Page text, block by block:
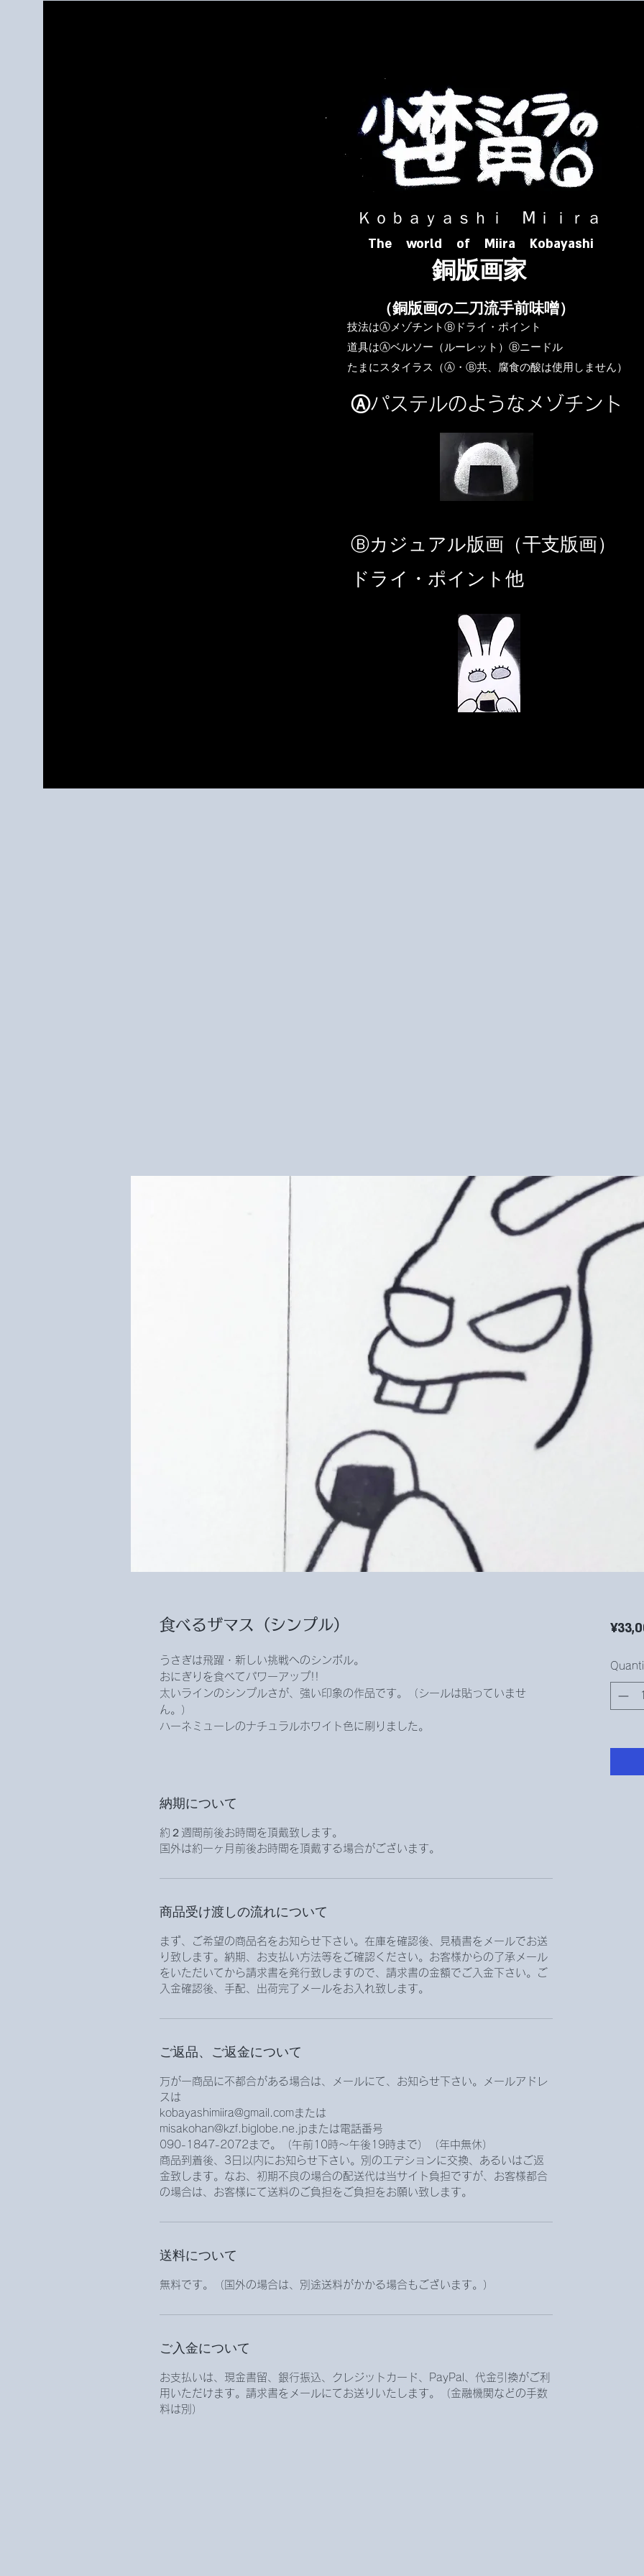
​ Ｋｏｂａｙａｓｈｉ Ⅿｉｉｒａ​
The world of Miira Kobayashi
​銅版画家
​（銅版画の二刀流手前味噌）
​技法はⒶメゾチントⒷドライ・ポイント
道具はⒶベルソー（ルーレット）Ⓑニードル
​たまにスタイラス（Ⓐ・Ⓑ共、腐食の酸は使用しません）
Ⓐパステルのようなメゾチント
​Ⓑカジュアル版画（干支版画）
ドライ・ポイント他
食べるザマス（シンプル）
うさぎは飛躍・新しい挑戦へのシンボル。
おにぎりを食べてパワーアップ!!
太いラインのシンプルさが、強い印象の作品です。（シールは貼っていませ
ん。）
ハーネミューレのナチュラルホワイト色に刷りました。
納期について
約２週間前後お時間を頂戴致します。
国外は約一ヶ月前後お時間を頂戴する場合がございます。
商品受け渡しの流れについて
まず、ご希望の商品名をお知らせ下さい。在庫を確認後、見積書をメールでお送
り致します。納期、お支払い方法等をご確認ください。お客様からの了承メール
をいただいてから請求書を発行致しますので、請求書の金額でご入金下さい。ご
入金確認後、手配、出荷完了メールをお入れ致します。
ご返品、ご返金について
万が一商品に不都合がある場合は、メールにて、お知らせ下さい。メールアドレ
スは
kobayashimiira@gmail.comまたは
misakohan@kzf.biglobe.ne.jpまたは電話番号
090-1847-2072まで。（午前10時〜午後19時まで）（年中無休）
商品到着後、3日以内にお知らせ下さい。別のエデションに交換、あるいはご返
金致します。なお、初期不良の場合の配送代は当サイト負担ですが、お客様都合
の場合は、お客様にて送料のご負担をご負担をお願い致します。
送料について
無料です。（国外の場合は、別途送料がかかる場合もございます。）
ご入金について
お支払いは、現金書留、銀行振込、クレジットカード、PayPal、代金引換がご利
用いただけます。請求書をメールにてお送りいたします。（金融機関などの手数
料は別）